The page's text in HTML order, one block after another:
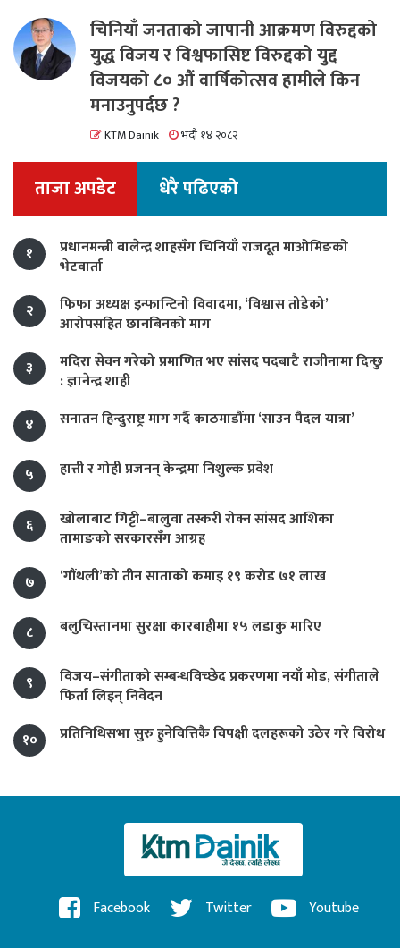
चिनियाँ जनताको जापानी आक्रमण विरुद्दको
युद्ध विजय र विश्वफासिष्ट विरुद्दको युद्द
विजयको ८० औं वार्षिकोत्सव हामीले किन
मनाउनुपर्दछ ?
KTM Dainik भदौ १४ २०८२
ताजा अपडेट धेरै पढिएको
१
प्रधानमन्त्री बालेन्द्र शाहसँग चिनियाँ राजदूत माओमिङको
भेटवार्ता
२
फिफा अध्यक्ष इन्फान्टिनो विवादमा, ‘विश्वास तोडेको’
आरोपसहित छानबिनको माग
३
मदिरा सेवन गरेको प्रमाणित भए सांसद पदबाटै राजीनामा दिन्छु
: ज्ञानेन्द्र शाही
४
सनातन हिन्दुराष्ट्र माग गर्दै काठमाडौंमा ‘साउन पैदल यात्रा’
५ हात्ती र गोही प्रजनन् केन्द्रमा निशुल्क प्रवेश
६
खोलाबाट गिट्टी–बालुवा तस्करी रोक्न सांसद आशिका
तामाङको सरकारसँग आग्रह
७
‘गौंथली’को तीन साताको कमाइ १९ करोड ७१ लाख
८ बलुचिस्तानमा सुरक्षा कारबाहीमा १५ लडाकु मारिए
९
विजय–संगीताको सम्बन्धविच्छेद प्रकरणमा नयाँ मोड, संगीता‍ले
फिर्ता लिइन् निवेदन
१०
प्रतिनिधिसभा सुरु हुनेवित्तिकै विपक्षी दलहरूको उठेर गरे विरोध
Facebook Twitter Youtube